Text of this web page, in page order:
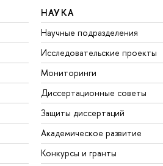
НАУКА
Научные подразделения
Исследовательские проекты
Мониторинги
Диссертационные советы
Защиты диссертаций
Академическое развитие
Конкурсы и гранты